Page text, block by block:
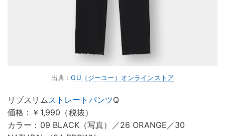
出典：GU（ジーユー）オンラインストア
リブスリムストレートパンツQ
価格：￥1,990（税抜）
カラー：09 BLACK（写真）／26 ORANGE／30